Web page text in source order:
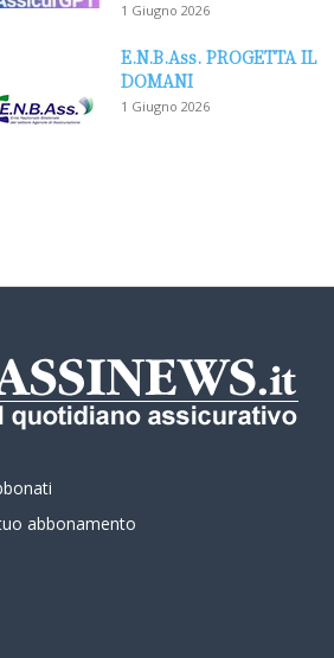
1 Giugno 2026
E.N.B.Ass. PROGETTA IL
DOMANI
1 Giugno 2026
abbonamento